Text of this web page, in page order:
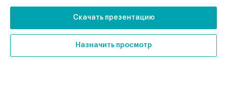
Скачать презентацию
Назначить просмотр